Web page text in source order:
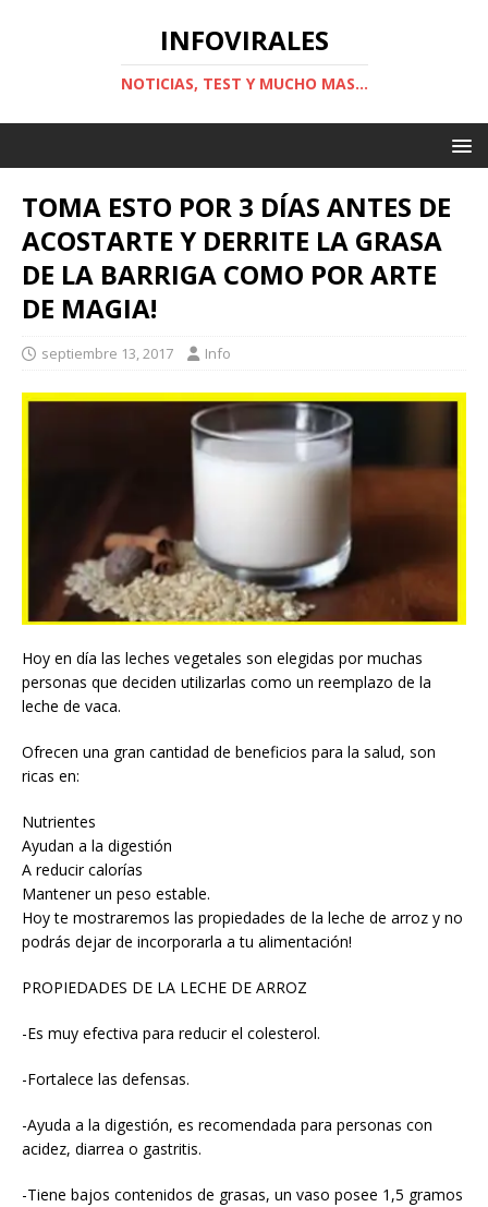
INFOVIRALES
NOTICIAS, TEST Y MUCHO MAS...
TOMA ESTO POR 3 DÍAS ANTES DE
ACOSTARTE Y DERRITE LA GRASA
DE LA BARRIGA COMO POR ARTE
DE MAGIA!
septiembre 13, 2017 Info
Hoy en día las leches vegetales son elegidas por muchas
personas que deciden utilizarlas como un reemplazo de la
leche de vaca.
Ofrecen una gran cantidad de beneficios para la salud, son
ricas en:
Nutrientes
Ayudan a la digestión
A reducir calorías
Mantener un peso estable.
Hoy te mostraremos las propiedades de la leche de arroz y no
podrás dejar de incorporarla a tu alimentación!
PROPIEDADES DE LA LECHE DE ARROZ
-Es muy efectiva para reducir el colesterol.
-Fortalece las defensas.
-Ayuda a la digestión, es recomendada para personas con
acidez, diarrea o gastritis.
-Tiene bajos contenidos de grasas, un vaso posee 1,5 gramos